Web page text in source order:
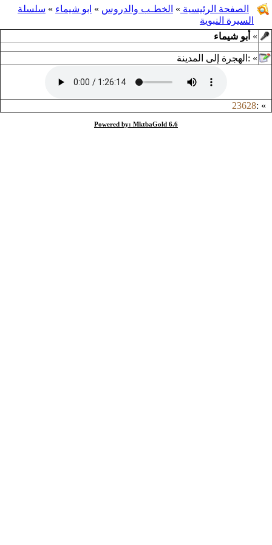
الصفحة الرئيسية » الخطـب والدروس » ابو شيماء » سلسلة
السيرة النبوية
» أبو شيماء
»
: الهجرة إلى المدينة
»
:
23628
Powered by: MktbaGold 6.6